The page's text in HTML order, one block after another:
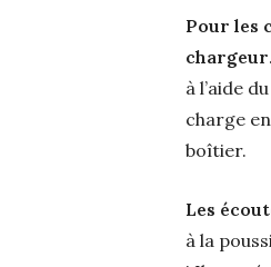
Pour les
chargeur
à l’aide
charge
boîtier.
Les
à la